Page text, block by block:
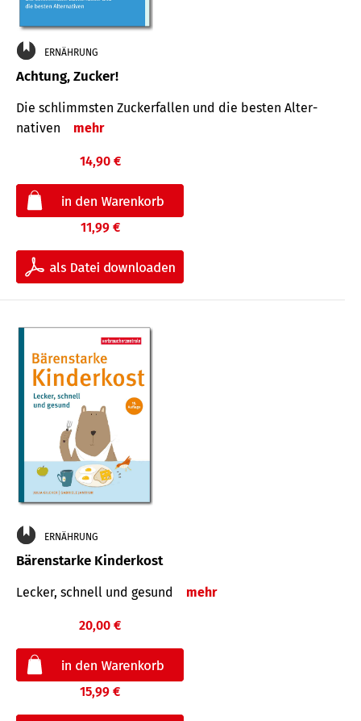
ERNÄHRUNG
Achtung, Zucker!
Die schlimmsten Zucker­fallen und die besten Alter­
nativen
mehr
14,90 €
11,99 €
ERNÄHRUNG
Bärenstarke Kinderkost
Lecker, schnell und gesund mehr
20,00 €
15,99 €